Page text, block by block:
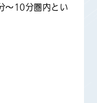
～10分圏内とい